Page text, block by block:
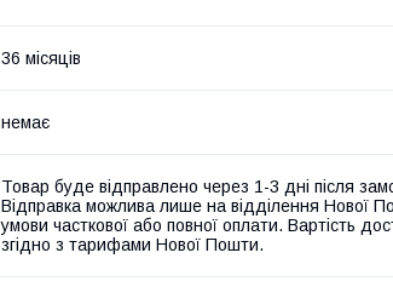
36 місяців
немає
Товар буде відправлено через 1-3 дні після
Відправка можлива лише на відділення Нової
умови часткової або повної оплати. Вартість
згідно з тарифами Нової Пошти.